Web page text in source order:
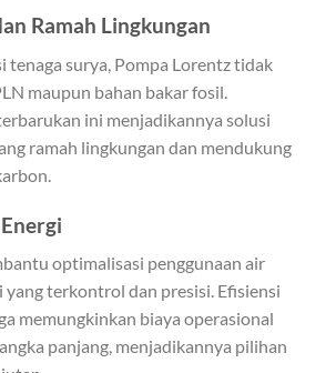
Ramah Lingkungan
tenaga surya, Pompa Lorentz tidak
maupun bahan bakar fosil.
ini menjadikannya solusi
ramah lingkungan dan mendukung
optimalisasi penggunaan air
yang terkontrol dan presisi. Efisiensi
memungkinkan biaya operasional
panjang, menjadikannya pilihan